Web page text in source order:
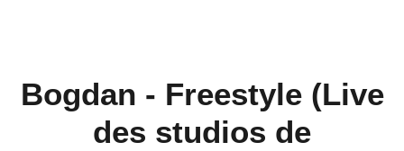
Bogdan - Freestyle (Live
des studios de